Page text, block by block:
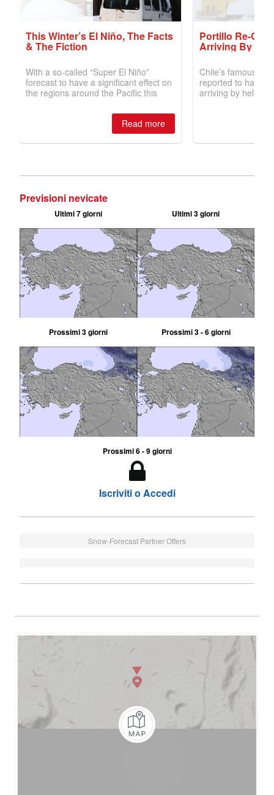
Previsioni nevicate
Ultimi 7 giorni Ultimi 3 giorni
Prossimi 3 giorni Prossimi 3 - 6 giorni
Prossimi 6 - 9 giorni
Iscriviti o Accedi
Snow-Forecast Partner Offers